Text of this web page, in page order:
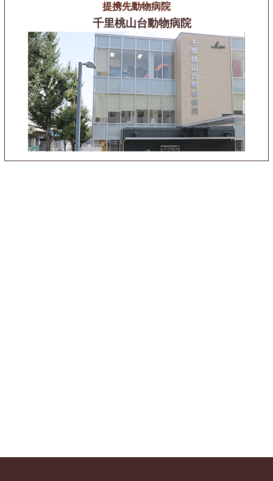
提携先動物病院
千里桃山台動物病院